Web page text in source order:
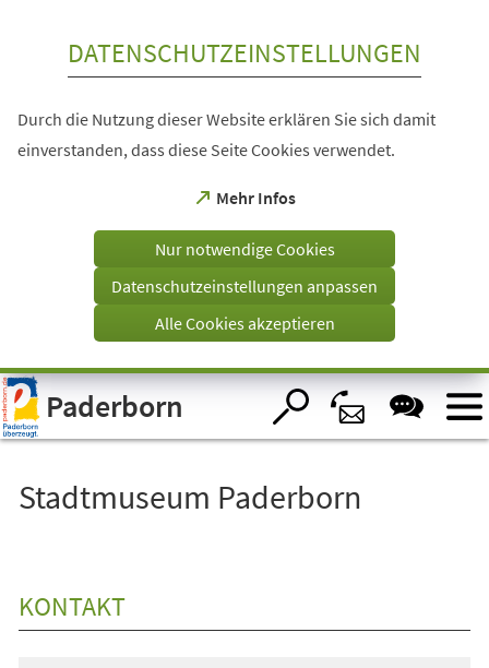
Visuelle
Assistenzsoftware
öffnen.
DATENSCHUTZEINSTELLUNGEN
Durch die Nutzung dieser Website erklären Sie sich damit
einverstanden, dass diese Seite Cookies verwendet.
Mehr Infos
(Öffnet
einem
Tab)
Nur notwendige Cookies
Datenschutzeinstellungen anpassen
Alle Cookies akzeptieren
Paderborn
Stadtmuseum Paderborn
KONTAKT